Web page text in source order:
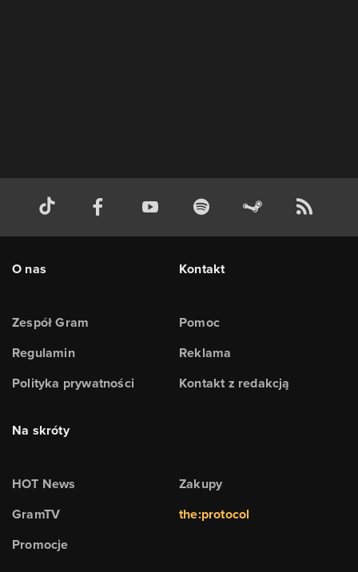
O nas
Zespół Gram
Regulamin
Polityka prywatności
Kontakt
Pomoc
Reklama
Kontakt z redakcją
Na skróty
HOT News
GramTV
Promocje
Zakupy
the:protocol